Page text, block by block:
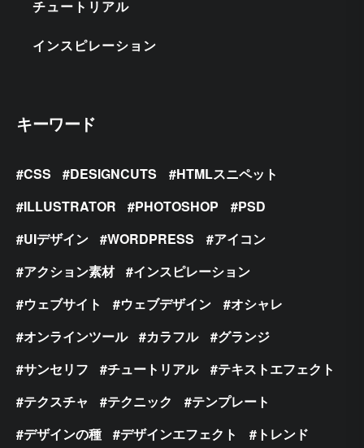
チュートリアル
インスピレーション
キーワード
CSS DESIGNCUTS
HTMLスニペット
ILLUSTRATOR
PHOTOSHOP
PSD
UIデザイン
WORDPRESS
アイコン
アクション素材
インスピレーション
ウェブサイト
ウェブデザイン
オシャレ
オンラインツール
カラフル
グランジ
サンセリフ
チュートリアル
テキストエフェクト
テクスチャ
テクニック
テンプレート
デザインの種
デザインエフェクト
トレンド